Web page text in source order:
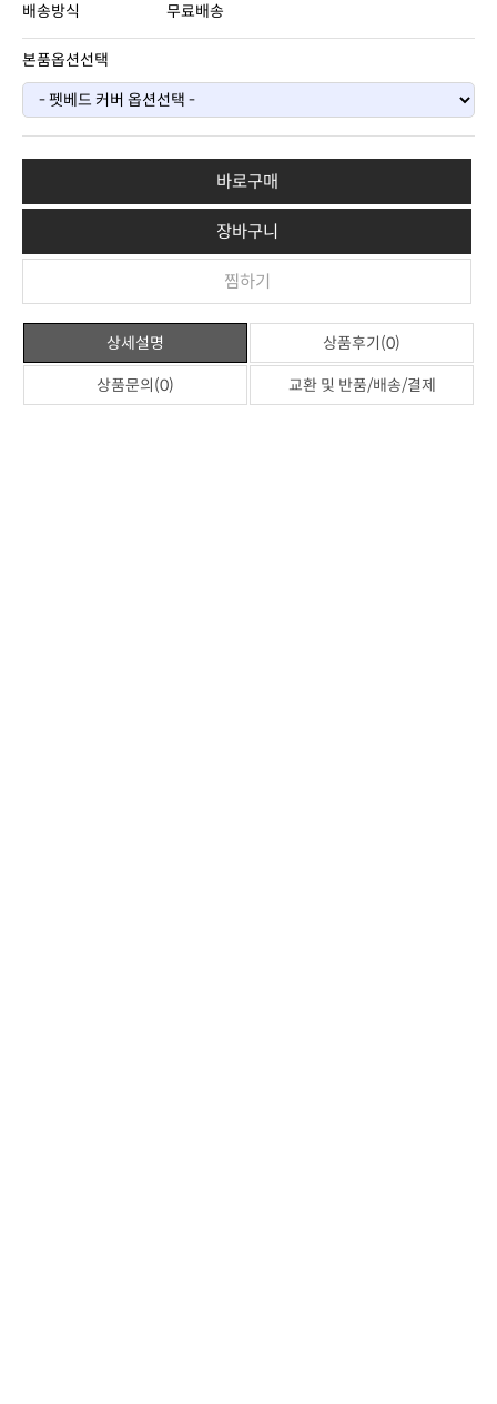
배송방식 무료배송
본품옵션선택
바로구매
장바구니
찜하기
상세설명 상품후기(0)
상품문의(0) 교환 및 반품/배송/결제